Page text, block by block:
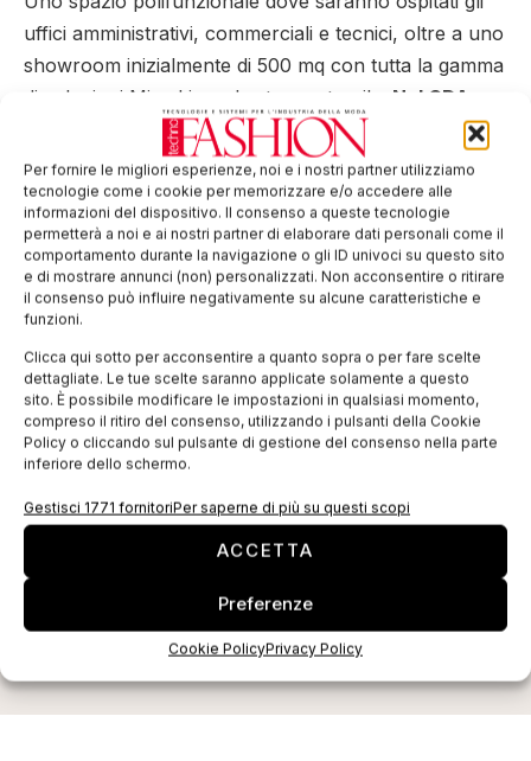
Per fornire le migliori esperienze, noi e i nostri partner utilizziamo
tecnologie come i cookie per memorizzare e/o accedere alle
informazioni del dispositivo. Il consenso a queste tecnologie
permetterà a noi e ai nostri partner di elaborare dati personali come il
comportamento durante la navigazione o gli ID univoci su questo sito
e di mostrare annunci (non) personalizzati. Non acconsentire o ritirare
il consenso può influire negativamente su alcune caratteristiche e
funzioni.
Clicca qui sotto per acconsentire a quanto sopra o per fare scelte
dettagliate. Le tue scelte saranno applicate solamente a questo
sito. È possibile modificare le impostazioni in qualsiasi momento,
compreso il ritiro del consenso, utilizzando i pulsanti della Cookie
Policy o cliccando sul pulsante di gestione del consenso nella parte
inferiore dello schermo.
Gestisci 1771 fornitoriPer saperne di più su questi scopi
ACCETTA
Preferenze
Cookie PolicyPrivacy Policy
uffici amministrativi, commerciali e tecnici, oltre a uno
showroom inizialmente di 500 mq con tutta la gamma
di soluzioni Mimaki per la stampa tessile. Nel CDA,
Massimo Bompan -Chairman-, Hirokazu Hayashi -
CEO-; Sakae Sagane -Director-.
Tag: Bompan Massimo Bompan
Mimaki
Mimaki Bompan Textile
stampa digitale tessile
EDICOLA WEB